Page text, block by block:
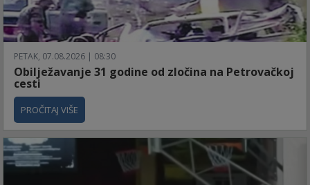
PETAK, 07.08.2026 | 08:30
Obilježavanje 31 godine od zločina na Petrovačkoj
cesti
PROČITAJ VIŠE